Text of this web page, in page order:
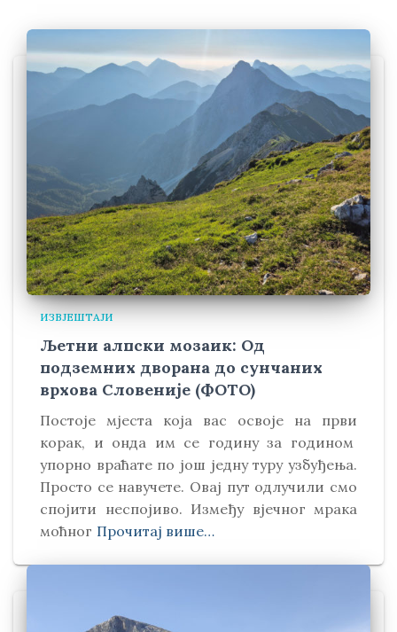
ИЗВЈЕШТАЈИ
Љетни алпски мозаик: Од
подземних дворана до сунчаних
врхова Словеније (ФОТО)
Постоје мјеста која вас освоје на први
корак, и онда им се годину за годином
упорно враћате по још једну туру узбуђења.
Просто се навучете. Овај пут одлучили смо
спојити неспојиво. Између вјечног мрака
моћног Прочитај више…